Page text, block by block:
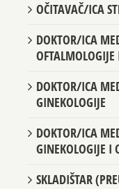
OČITAVAČ/ICA
DOKTOR/ICA
DOKTOR/ICA
GINEKOLOGIJE
DOKTOR/ICA
GINEKOLOGIJE I
SKLADIŠTAR